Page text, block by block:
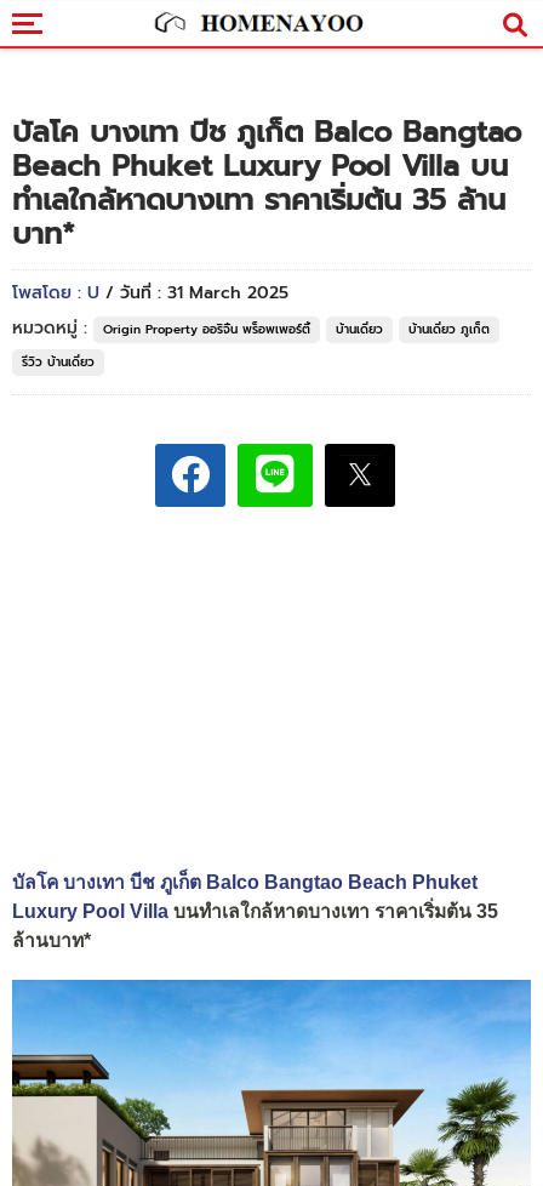
บัลโค บางเทา บีช ภูเก็ต Balco Bangtao
Beach Phuket Luxury Pool Villa บน
ทำเลใกล้หาดบางเทา ราคาเริ่มต้น 35 ล้าน
บาท*
โพสโดย : U / วันที่ : 31 March 2025
หมวดหมู่ :
Origin Property ออริจิ้น พร็อพเพอร์ตี้ บ้านเดี่ยว
บ้านเดี่ยว ภูเก็ต
รีวิว บ้านเดี่ยว
บัลโค บางเทา บีช ภูเก็ต Balco Bangtao Beach Phuket
Luxury Pool Villa บนทำเลใกล้หาดบางเทา ราคาเริ่มต้น 35
ล้านบาท*